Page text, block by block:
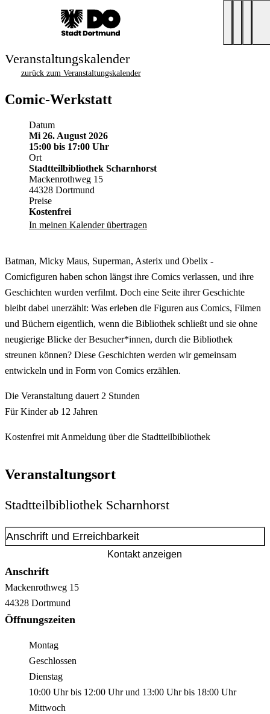
Veranstaltungskalender
zurück zum Veranstaltungskalender
Comic-Werkstatt
Datum
Mi 26. August 2026
15:00 bis 17:00 Uhr
Ort
Stadtteilbibliothek Scharnhorst
Mackenrothweg 15
44328 Dortmund
Preise
Kostenfrei
In meinen Kalender übertragen
Batman, Micky Maus, Superman, Asterix und Obelix -
Comicfiguren haben schon längst ihre Comics verlassen, und ihre
Geschichten wurden verfilmt. Doch eine Seite ihrer Geschichte
bleibt dabei unerzählt: Was erleben die Figuren aus Comics, Filmen
und Büchern eigentlich, wenn die Bibliothek schließt und sie ohne
neugierige Blicke der Besucher*innen, durch die Bibliothek
streunen können? Diese Geschichten werden wir gemeinsam
entwickeln und in Form von Comics erzählen.
Die Veranstaltung dauert 2 Stunden
Für Kinder ab 12 Jahren
Kostenfrei mit Anmeldung über die Stadtteilbibliothek
Veranstaltungsort
Stadtteilbibliothek Scharnhorst
Anschrift und Erreichbarkeit
Kontakt anzeigen
Anschrift
Mackenrothweg 15
44328 Dortmund
Öffnungszeiten
Montag
Geschlossen
Dienstag
10:00 Uhrbis 12:00 Uhrund 13:00 Uhrbis 18:00 Uhr
Mittwoch